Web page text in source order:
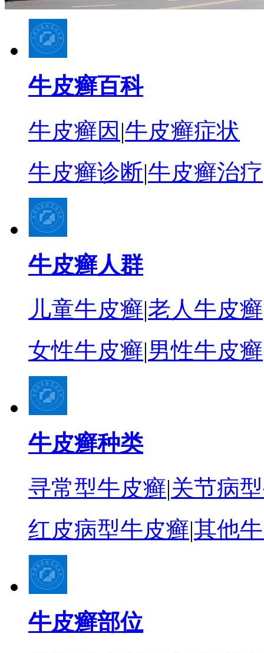
牛皮癣百科
牛皮癣因 |牛皮癣症状
牛皮癣诊断|牛皮癣治疗
牛皮癣人群
儿童牛皮癣|老人牛皮癣
女性牛皮癣|男性牛皮癣
牛皮癣种类
寻常型牛皮癣|关节病
红皮病型牛皮癣|其他
牛皮癣部位